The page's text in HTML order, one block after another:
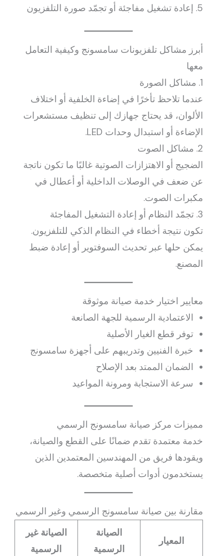
إعادة تشغيل مفاجئة أو تجمّد صورة التلفزيون
أبرز مشاكل تلفزيونات سامسونج وكيفية التعامل
معها
1. مشاكل الصورة
عندما تلاحظ تأخرًا في إضاءة الخلفية أو اختلاف
الألوان، قد يحتاج جهازك إلى تنظيف مستشعرات
الإضاءة أو استبدال وحدات LED.
2. مشاكل الصوت
الضجيج أو الاهتزازات الصوتية غالبًا ما تكون ناتجة
عن ضعف في الوصلات الداخلية أو أعطال في
مكبرات الصوت.
3. تجمّد النظام أو إعادة التشغيل المفاجئة
تكون نتيجة أخطاء في النظام الذكي للتلفزيون.
يمكن حلها عبر تحديث السوفتوير أو إعادة ضبط
المصنع.
معايير اختيار خدمة صيانة موثوقة
الاعتمادية الرسمية للجهة الصانعة
توفر قطع الغيار الأصلية
خبرة الفنيين وتدريبهم على أجهزة سامسونج
الضمان الممتد بعد الإصلاح
سرعة الاستجابة ومرونة المواعيد
مميزات مركز صيانة سامسونج الرسمي
خدمة معتمدة تقدم ضمانًا على القطع والصيانة،
ويقودها فريق من المهندسين المعتمدين الذين
يستخدمون أدوات أصلية متخصصة.
مقارنة بين صيانة سامسونج الرسمي وغير الرسمي
المعيار
الصيانة
الرسمية
الصيانة غير
الرسمية